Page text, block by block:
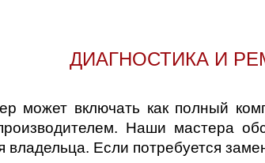
ДИАГНОСТИКА И
может включать как полный
Наши маcтера
владельца. Если потребуется